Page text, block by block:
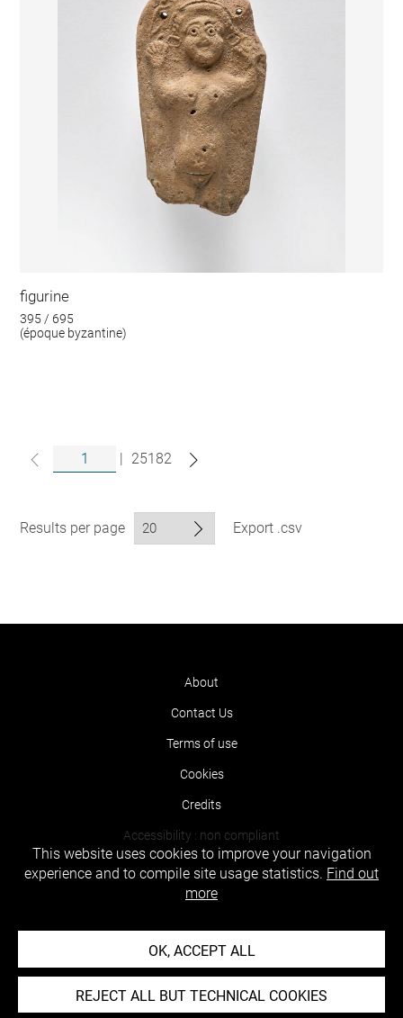
figurine
395 / 695
(époque byzantine)
| 25182
Results per page Export .csv
About
Contact Us
Terms of use
Cookies
Credits
Accessibility : non compliant
This website uses cookies to improve your navigation
experience and to compile site usage statistics. Find out
more
OK, ACCEPT ALL
REJECT ALL BUT TECHNICAL COOKIES